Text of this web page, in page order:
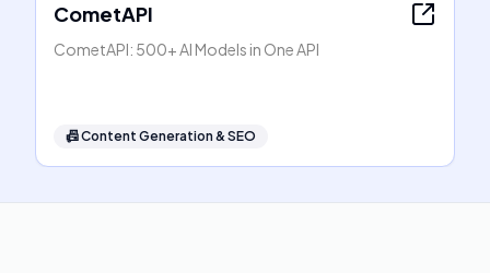
CometAPI
CometAPI: 500+ AI Models in One API
📠Content Generation & SEO